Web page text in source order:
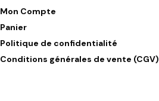
Mon Compte
Panier
Politique de confidentialité
Conditions générales de vente (CGV)